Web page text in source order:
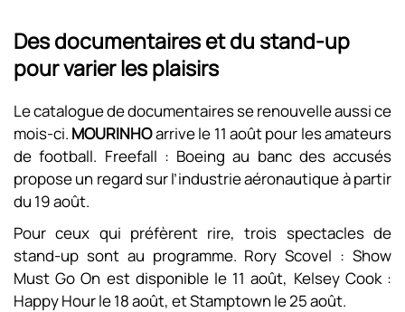
Des documentaires et du stand-up
pour varier les plaisirs
Le catalogue de documentaires se renouvelle aussi ce
mois-ci. MOURINHOarrive le 11 août pour les amateurs
de football. Freefall : Boeing au banc des accusés
propose un regard sur l’industrie aéronautique à partir
du 19 août.
Pour ceux qui préfèrent rire, trois spectacles de
stand-up sont au programme. Rory Scovel : Show
Must Go On est disponible le 11 août, Kelsey Cook :
Happy Hour le 18 août, et Stamptown le 25 août.